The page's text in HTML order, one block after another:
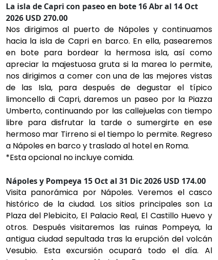
La isla de Capri con paseo en bote 16 Abr al 14 Oct
2026 USD 270.00
Nos dirigimos al puerto de Nápoles y continuamos
hacia la isla de Capri en barco. En ella, pasearemos
en bote para bordear la hermosa isla, así como
apreciar la majestuosa gruta si la marea lo permite,
nos dirigimos a comer con una de las mejores vistas
de las Isla, para después de degustar el típico
limoncello di Capri, daremos un paseo por la Piazza
Umberto, continuando por las callejuelas con tiempo
libre para disfrutar la tarde o sumergirte en ese
hermoso mar Tirreno si el tiempo lo permite. Regreso
a Nápoles en barco y traslado al hotel en Roma.
*Esta opcional no incluye comida.
Nápoles y Pompeya 15 Oct al 31 Dic 2026 USD 174.00
Visita panorámica por Nápoles. Veremos el casco
histórico de la ciudad. Los sitios principales son La
Plaza del Plebicito, El Palacio Real, El Castillo Huevo y
otros. Después visitaremos las ruinas Pompeya, la
antigua ciudad sepultada tras la erupción del volcán
Vesubio. Esta excursión ocupará todo el día. Al